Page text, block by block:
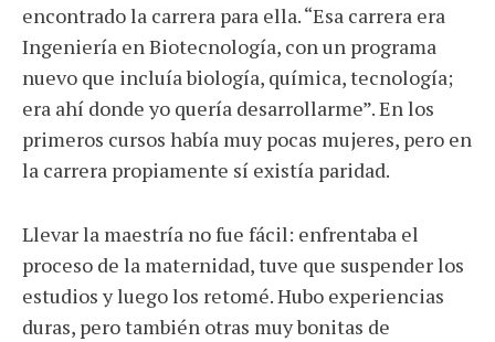
encontrado la carrera para ella. “Esa carrera era
Ingeniería en Biotecnología, con un programa
nuevo que incluía biología, química, tecnología;
era ahí donde yo quería desarrollarme”. En los
primeros cursos había muy pocas mujeres, pero en
la carrera propiamente sí existía paridad.
Llevar la maestría no fue fácil: enfrentaba el
proceso de la maternidad, tuve que suspender los
estudios y luego los retomé. Hubo experiencias
duras, pero también otras muy bonitas de